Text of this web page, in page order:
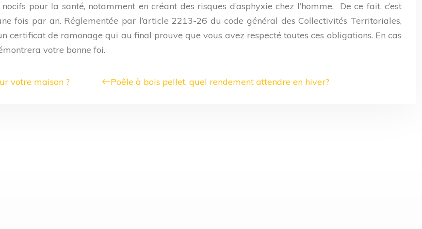
pour la santé, notamment en créant des risques d’asphyxie chez l’homme. De ce fait, c’est
fois par an. Réglementée par l’article 2213-26 du code général des Collectivités Territoriales,
certificat de ramonage qui au final prouve que vous avez respecté toutes ces obligations. En cas
votre bonne foi.
votre maison ? Poêle à bois pellet, quel rendement attendre en hiver?